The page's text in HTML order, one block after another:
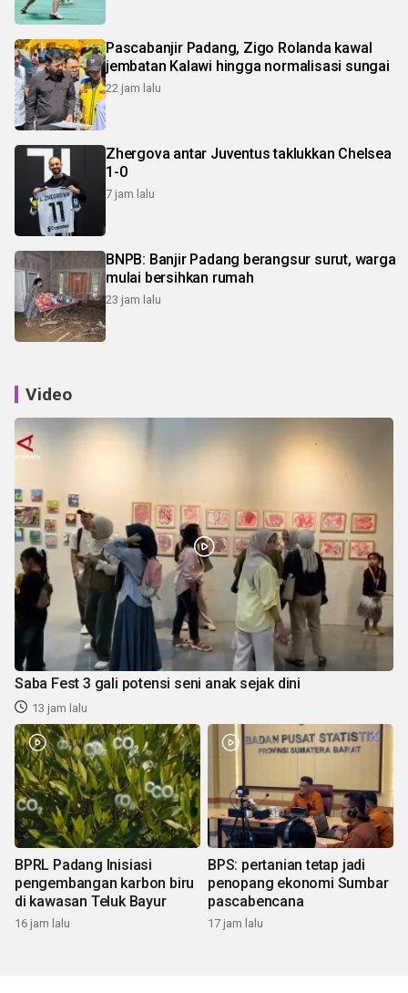
Pascabanjir Padang, Zigo Rolanda kawal
jembatan Kalawi hingga normalisasi sungai
22 jam lalu
Zhergova antar Juventus taklukkan Chelsea
1-0
7 jam lalu
BNPB: Banjir Padang berangsur surut, warga
mulai bersihkan rumah
23 jam lalu
Video
Saba Fest 3 gali potensi seni anak sejak dini
13 jam lalu
BPRL Padang Inisiasi
pengembangan karbon biru
di kawasan Teluk Bayur
16 jam lalu
BPS: pertanian tetap jadi
penopang ekonomi Sumbar
pascabencana
17 jam lalu